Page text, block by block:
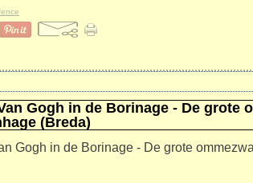
Gogh in de Borinage - De grote
(Breda)